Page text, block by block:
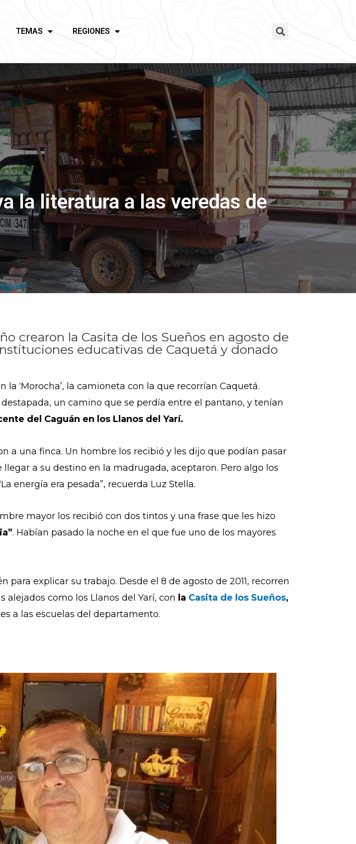
TEMAS REGIONES
la literatura a las veredas de
crearon la Casita de los Sueños en agosto de
educativas de Caquetá y donado
la ‘Morocha’, la camioneta con la que recorrían Caquetá.
un camino que se perdía entre el pantano, y tenían
del Caguán en los Llanos del Yarí.
a una finca. Un hombre los recibió y les dijo que podían pasar
a su destino en la madrugada, aceptaron. Pero algo los
energía era pesada”, recuerda Luz Stella.
mayor los recibió con dos tintos y una frase que les hizo
. Habían pasado la noche en el que fue uno de los mayores
explicar su trabajo. Desde el 8 de agosto de 2011, recorren
alejados como los Llanos del Yarí, con la Casita de los Sueños,
a las escuelas del departamento.